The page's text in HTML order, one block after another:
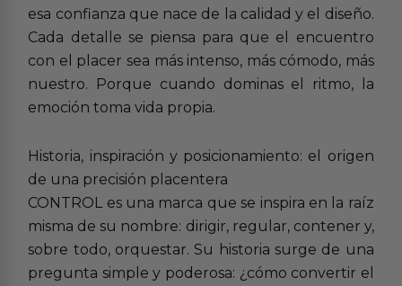
esa confianza que nace de la calidad y el diseño.
Cada detalle se piensa para que el encuentro
con el placer sea más intenso, más cómodo, más
nuestro. Porque cuando dominas el ritmo, la
emoción toma vida propia.
Historia, inspiración y posicionamiento: el origen
de una precisión placentera
CONTROL es una marca que se inspira en la raíz
misma de su nombre: dirigir, regular, contener y,
sobre todo, orquestar. Su historia surge de una
pregunta simple y poderosa: ¿cómo convertir el